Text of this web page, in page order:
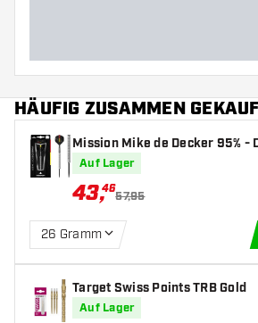
HÄUFIG ZUSAMMEN
Mission Mike de Decker 95% -
eile
Auf Lager
43,46
57,95
26 Gramm
Target Swiss Points TRB Gold
Auf Lager